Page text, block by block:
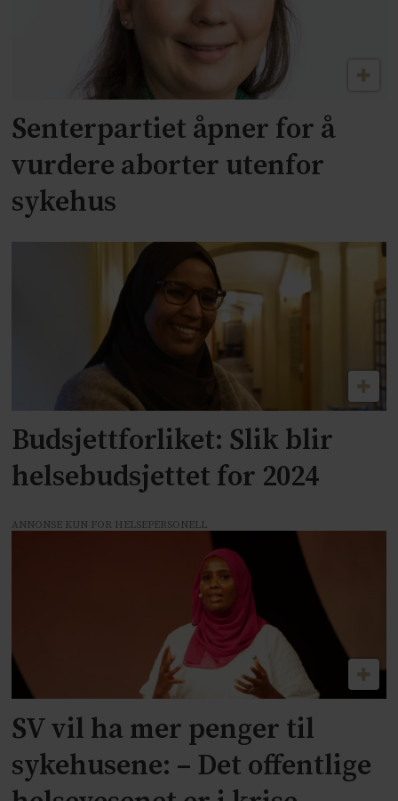
Senterpartiet åpner for å
vurdere aborter utenfor
sykehus
Budsjettforliket: Slik blir
helsebudsjettet for 2024
ANNONSE KUN FOR HELSEPERSONELL
SV vil ha mer penger til
sykehusene: – Det offentlige